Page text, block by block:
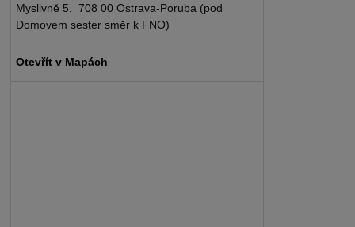
Myslivně 5, 708 00 Ostrava-Poruba (pod
Domovem sester směr k FNO)
Otevřít v Mapách